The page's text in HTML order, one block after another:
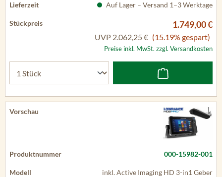
Auf Lager – Versand 1–3 Werktage
1.749,00 €
UVP 2.062,25 € (15.19% gespart)
Preise inkl. MwSt. zzgl. Versandkosten
000-15982-001
inkl. Active Imaging HD 3-in1 Geber